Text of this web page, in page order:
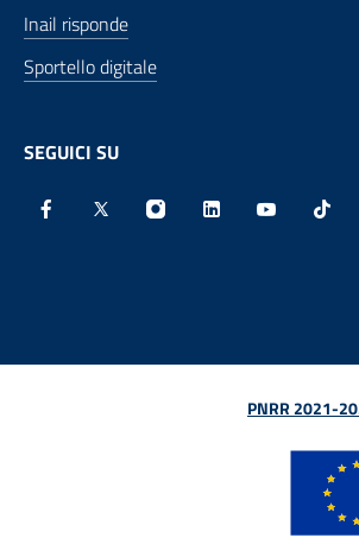
Inail risponde
Sportello digitale
SEGUICI SU
PNRR 2021-